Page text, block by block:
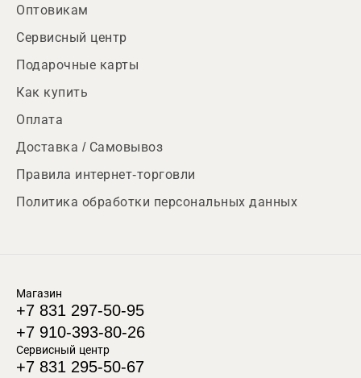
Оптовикам
Сервисный центр
Подарочные карты
Как купить
Оплата
Доставка / Самовывоз
Правила интернет-торговли
Политика обработки персональных данных
Магазин
+7 831 297-50-95
+7 910-393-80-26
Сервисный центр
+7 831 295-50-67